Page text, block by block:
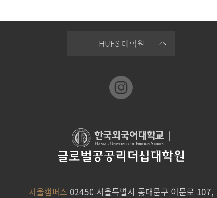
HUFS 대학원
글로벌공공리더십대학원
서울캠퍼스 02450 서울특별시 동대문구 이문로 107,